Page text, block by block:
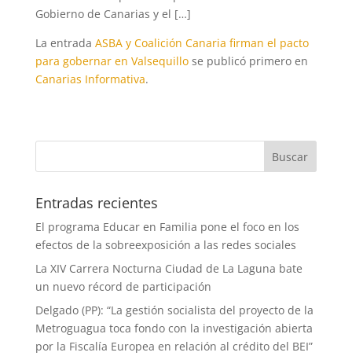
Gobierno de Canarias y el […]
La entrada ASBA y Coalición Canaria firman el pacto
para gobernar en Valsequillose publicó primero en
Canarias Informativa.
Entradas recientes
El programa Educar en Familia pone el foco en los
efectos de la sobreexposición a las redes sociales
La XIV Carrera Nocturna Ciudad de La Laguna bate
un nuevo récord de participación
Delgado (PP): “La gestión socialista del proyecto de la
Metroguagua toca fondo con la investigación abierta
por la Fiscalía Europea en relación al crédito del BEI”